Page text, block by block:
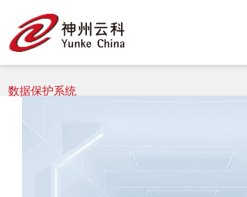
星空官方网页版_星空
星空官方网页版_星空（中国）> 星空官方网页
数据保护系统